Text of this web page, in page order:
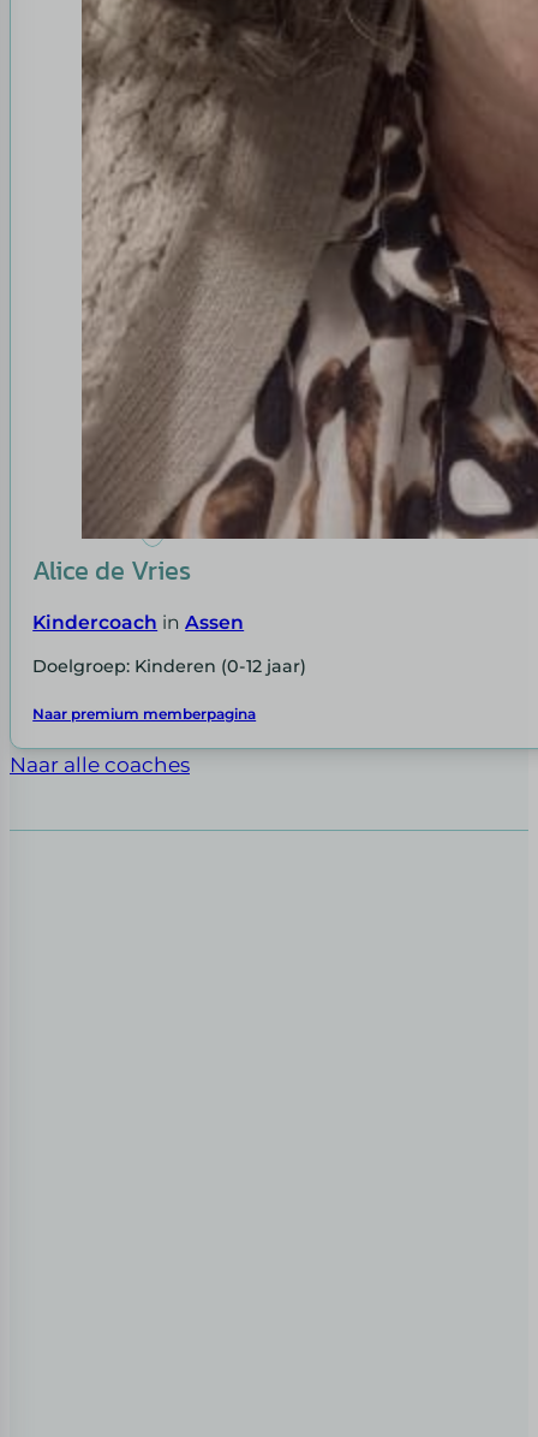
Alice de Vries
Kindercoach inAssen
Doelgroep: Kinderen (0-12 jaar)
Naar premium memberpagina
Naar alle coaches